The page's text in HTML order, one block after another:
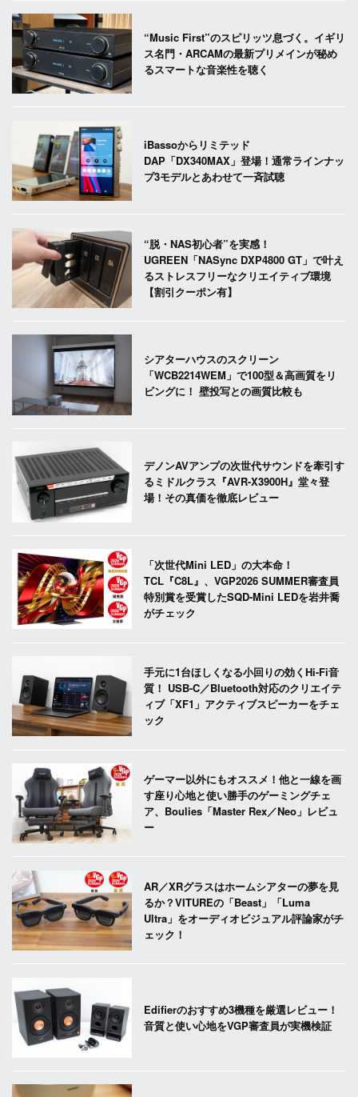
“Music First”のスピリッツ息づく。イギリ
ス名門・ARCAMの最新プリメインが秘め
るスマートな音楽性を聴く
iBassoからリミテッド
DAP「DX340MAX」登場！通常ラインナッ
プ3モデルとあわせて一斉試聴
“脱・NAS初心者”を実感！
UGREEN「NASync DXP4800 GT」で叶え
るストレスフリーなクリエイティブ環境
【割引クーポン有】
シアターハウスのスクリーン
「WCB2214WEM」で100型＆高画質をリ
ビングに！ 壁投写との画質比較も
デノンAVアンプの次世代サウンドを牽引す
るミドルクラス『AVR-X3900H』堂々登
場！その真価を徹底レビュー
「次世代Mini LED」の大本命！
TCL『C8L』、VGP2026 SUMMER審査員
特別賞を受賞したSQD-Mini LEDを岩井喬
がチェック
手元に1台ほしくなる小回りの効くHi-Fi音
質！ USB-C／Bluetooth対応のクリエイテ
ィブ「XF1」アクティブスピーカーをチェ
ック
ゲーマー以外にもオススメ！他と一線を画
す座り心地と使い勝手のゲーミングチェ
ア、Boulies「Master Rex／Neo」レビュ
ー
AR／XRグラスはホームシアターの夢を見
るか？VITUREの「Beast」「Luma
Ultra」をオーディオビジュアル評論家がチ
ェック！
Edifierのおすすめ3機種を厳選レビュー！
音質と使い心地をVGP審査員が実機検証